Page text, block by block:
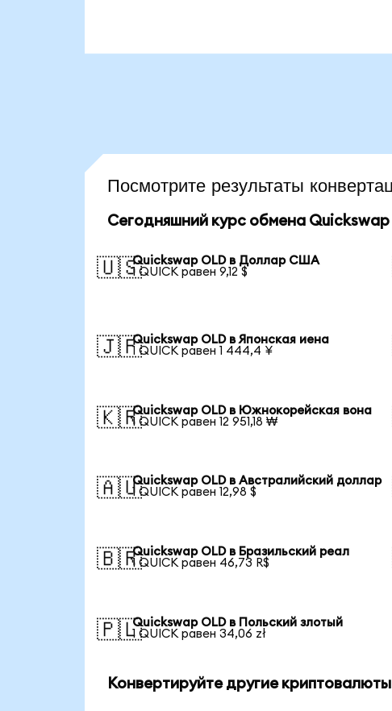
Посмотрите результаты
Сегодняшний курс обмена Quickswap
🇺🇸Quickswap OLD в Доллар США
1 QUICK равен 9,12 $
🇯🇵Quickswap OLD в Японская иена
1 QUICK равен 1 444,4 ¥
🇰🇷Quickswap OLD в Южнокорейская вона
1 QUICK равен 12 951,18 ₩
🇦🇺Quickswap OLD в Австралийский доллар
1 QUICK равен 12,98 $
🇧🇷Quickswap OLD в Бразильский реал
1 QUICK равен 46,73 R$
🇵🇱Quickswap OLD в Польский злотый
1 QUICK равен 34,06 zł
Конвертируйте другие криптовалюты